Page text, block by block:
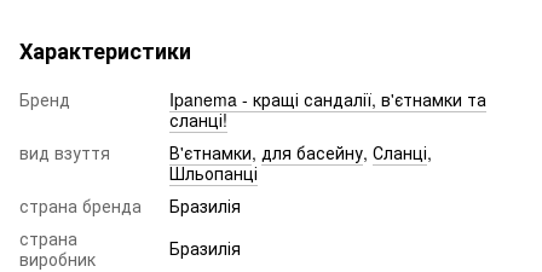
Характеристики
Бренд
Ipanema - кращі сандалії, в'єтнамки та
сланці!
вид взуття
В'єтнамки, для басейну, Сланці,
Шльопанці
страна бренда
Бразилія
страна
виробник
Бразилія